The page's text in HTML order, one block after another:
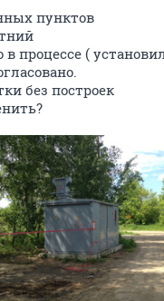
пунктов
в процессе (
без построек